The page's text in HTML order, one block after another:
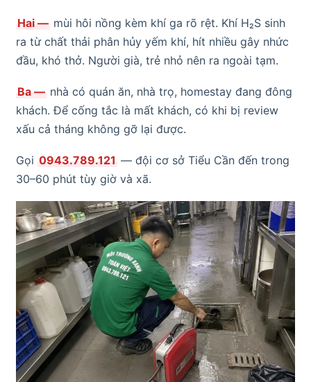
Hai — mùi hôi nồng kèm khí ga rõ rệt. Khí H₂S sinh
ra từ chất thải phân hủy yếm khí, hít nhiều gây nhức
đầu, khó thở. Người già, trẻ nhỏ nên ra ngoài tạm.
Ba — nhà có quán ăn, nhà trọ, homestay đang đông
khách. Để cống tắc là mất khách, có khi bị review
xấu cả tháng không gỡ lại được.
Gọi 0943.789.121 — đội cơ sở Tiểu Cần đến trong
30–60 phút tùy giờ và xã.